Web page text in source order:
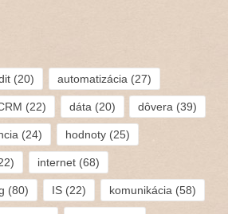
(20) automatizácia (27)
(22) dáta (20) dôvera (39)
(24) hodnoty(25)
internet(68)
(80) IS(22) komunikácia (58)